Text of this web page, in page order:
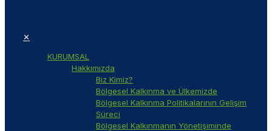
✕
KURUMSAL
Hakkımızda
Biz Kimiz?
Bölgesel Kalkınma ve Ülkemizde
Bölgesel Kalkınma Politikalarının Gelişim
Süreci
Bölgesel Kalkınmanın Yönetişiminde